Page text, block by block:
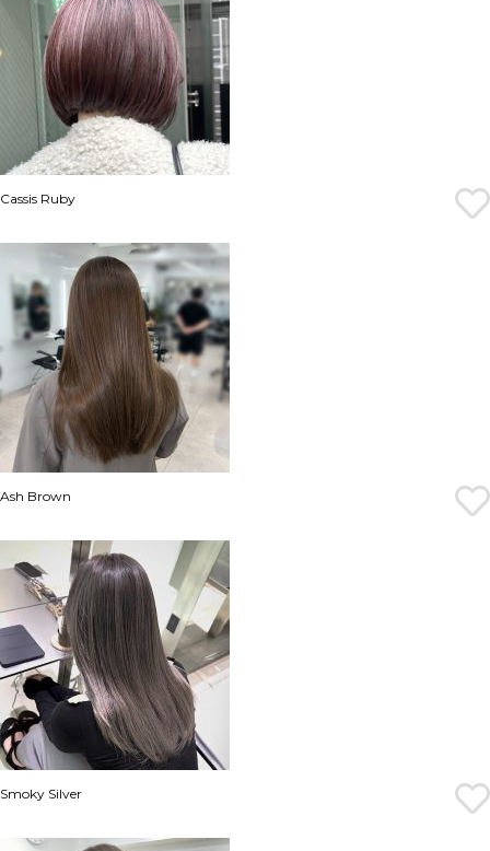
Cassis Ruby
Ash Brown
Smoky Silver